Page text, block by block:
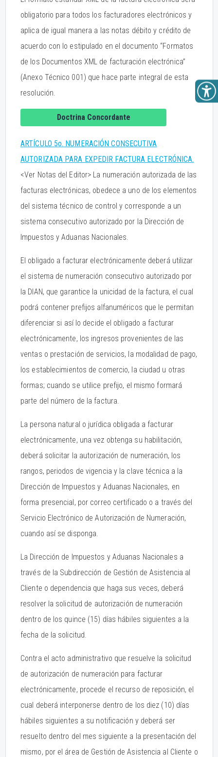
obligatorio para todos los facturadores electrónicos y
aplica de igual manera a las notas débito y crédito de
acuerdo con lo estipulado en el documento “Formatos
de los Documentos XML de facturación electrónica”
(Anexo Técnico 001) que hace parte integral de esta
resolución.
Doctrina Concordante
ARTÍCULO 5o. NUMERACIÓN CONSECUTIVA
AUTORIZADA PARA EXPEDIR FACTURA ELECTRÓNICA.
<Ver Notas del Editor> La numeración autorizada de las
facturas electrónicas, obedece a uno de los elementos
del sistema técnico de control y corresponde a un
sistema consecutivo autorizado por la Dirección de
Impuestos y Aduanas Nacionales.
El obligado a facturar electrónicamente deberá utilizar
el sistema de numeración consecutivo autorizado por
la DIAN, que garantice la unicidad de la factura, el cual
podrá contener prefijos alfanuméricos que le permitan
diferenciar si así lo decide el obligado a facturar
electrónicamente, los ingresos provenientes de las
ventas o prestación de servicios, la modalidad de pago,
los establecimientos de comercio, la ciudad u otras
formas; cuando se utilice prefijo, el mismo formará
parte del número de la factura.
La persona natural o jurídica obligada a facturar
electrónicamente, una vez obtenga su habilitación,
deberá solicitar la autorización de numeración, los
rangos, periodos de vigencia y la clave técnica a la
Dirección de Impuestos y Aduanas Nacionales, en
forma presencial, por correo certificado o a través del
Servicio Electrónico de Autorización de Numeración,
cuando así se disponga.
La Dirección de Impuestos y Aduanas Nacionales a
través de la Subdirección de Gestión de Asistencia al
Cliente o dependencia que haga sus veces, deberá
resolver la solicitud de autorización de numeración
dentro de los quince (15) días hábiles siguientes a la
fecha de la solicitud.
Contra el acto administrativo que resuelve la solicitud
de autorización de numeración para facturar
electrónicamente, procede el recurso de reposición, el
cual deberá interponerse dentro de los diez (10) días
hábiles siguientes a su notificación y deberá ser
resuelto dentro del mes siguiente a la presentación del
mismo, por el área de Gestión de Asistencia al Cliente o